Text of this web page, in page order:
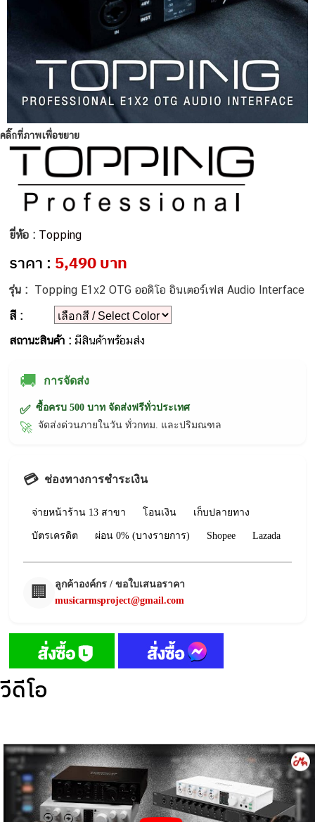
คลิ๊กที่ภาพเพื่อขยาย
ยี่ห้อ : Topping
ราคา : 5,490 บาท
รุ่น : Topping E1x2 OTG ออดิโอ อินเตอร์เฟส Audio Interface
สี :
สถานะสินค้า :มีสินค้าพร้อมส่ง
🚚 การจัดส่ง
✅ ซื้อครบ 500 บาท จัดส่งฟรีทั่วประเทศ
🚀 จัดส่งด่วนภายในวัน ทั่วกทม. และปริมณฑล
💳 ช่องทางการชำระเงิน
จ่ายหน้าร้าน 13 สาขา โอนเงิน เก็บปลายทาง
บัตรเครดิต ผ่อน 0% (บางรายการ) Shopee Lazada
🏢
ลูกค้าองค์กร / ขอใบเสนอราคา
musicarmsproject@gmail.com
วีดีโอ